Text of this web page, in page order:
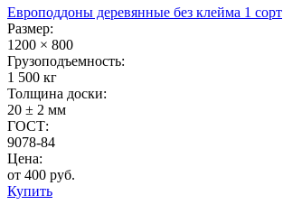
Европоддоны деревянные без клейма 1 сорт
Размер:
1200 × 800
Грузоподъемность:
1 500 кг
Толщина доски:
20 ± 2 мм
ГОСТ:
9078-84
Цена:
от 400 руб.
Купить